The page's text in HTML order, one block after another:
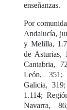
enseñanzas.
Por
Andalucía,
y Melilla,
de Asturias,
Cantabria,
León, 351;
Galicia,
1.114;
Navarra,